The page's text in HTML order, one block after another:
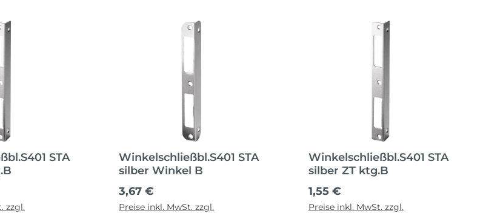
STA
zzgl.
Winkelschließbl.S401 STA
silber Winkel B
Regulärer Preis:
3,67 €
Preise inkl. MwSt. zzgl.
Winkelschließbl.S401 STA
silber ZT ktg.B
Regulärer Preis:
1,55 €
Preise inkl. MwSt. zzgl.